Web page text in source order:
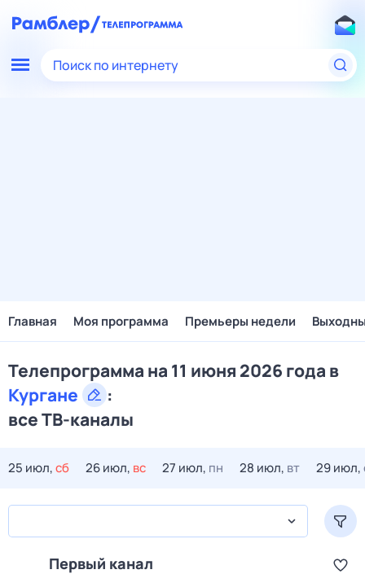
Поиск по интернету
Главная Моя программа Премьеры недели
Телепрограмма на 11 июня 2026 года в
Кургане
:
все ТВ-каналы
25 июл,сб 26 июл, вс 27 июл, пн 28 июл, вт 29 июл,
Первый канал